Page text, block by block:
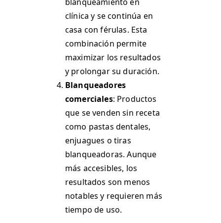
clínica y se continúa en
casa con férulas. Esta
combinación permite
maximizar los resultados
y prolongar su duración.
Blanqueadores
comerciales: Productos
que se venden sin receta
como pastas dentales,
enjuagues o tiras
blanqueadoras. Aunque
más accesibles, los
resultados son menos
notables y requieren más
tiempo de uso.